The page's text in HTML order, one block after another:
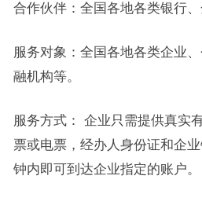
合作伙伴：全国各地各类银行、
服务对象：全国各地各类企业
融机构等。
服务方式： 企业只需提供真实
票或电票，经办人身份证和企
钟内即可到达企业指定的账户。